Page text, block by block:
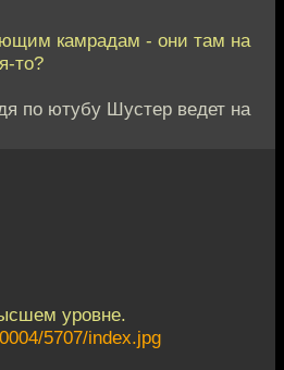
камрадам - они там на
то?
по ютубу Шустер ведет на
уровне.
5707/index.jpg